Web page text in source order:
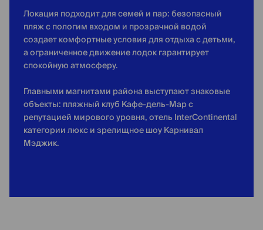
Локация подходит для семей и пар: безопасный
пляж с пологим входом и прозрачной водой
создает комфортные условия для отдыха с детьми,
а ограниченное движение лодок гарантирует
спокойную атмосферу.
Главными магнитами района выступают знаковые
объекты: пляжный клуб Кафе-дель-Мар с
репутацией мирового уровня, отель InterContinental
категории люкс и зрелищное шоу Карнивал
Мэджик.